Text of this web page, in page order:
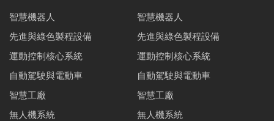
智慧機器人
先進與綠色製程設備
運動控制核心系統
自動駕駛與電動車
智慧工廠
無人機系統
智慧機器人
先進與綠色製程設備
運動控制核心系統
自動駕駛與電動車
智慧工廠
無人機系統